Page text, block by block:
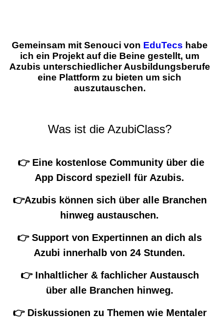
Gemeinsam mit Senouci von EduTecs habe
ich ein Projekt auf die Beine gestellt, um
Azubis unterschiedlicher Ausbildungsberufe
eine Plattform zu bieten um sich
auszutauschen.
Was ist die AzubiClass?
👉 Eine kostenlose Community über die
App Discord speziell für Azubis.
👉Azubis können sich über alle Branchen
hinweg austauschen.
👉 Support von Expertinnen an dich als
Azubi innerhalb von 24 Stunden.
👉 Inhaltlicher & fachlicher Austausch
über alle Branchen hinweg.
👉 Diskussionen zu Themen wie Mentaler